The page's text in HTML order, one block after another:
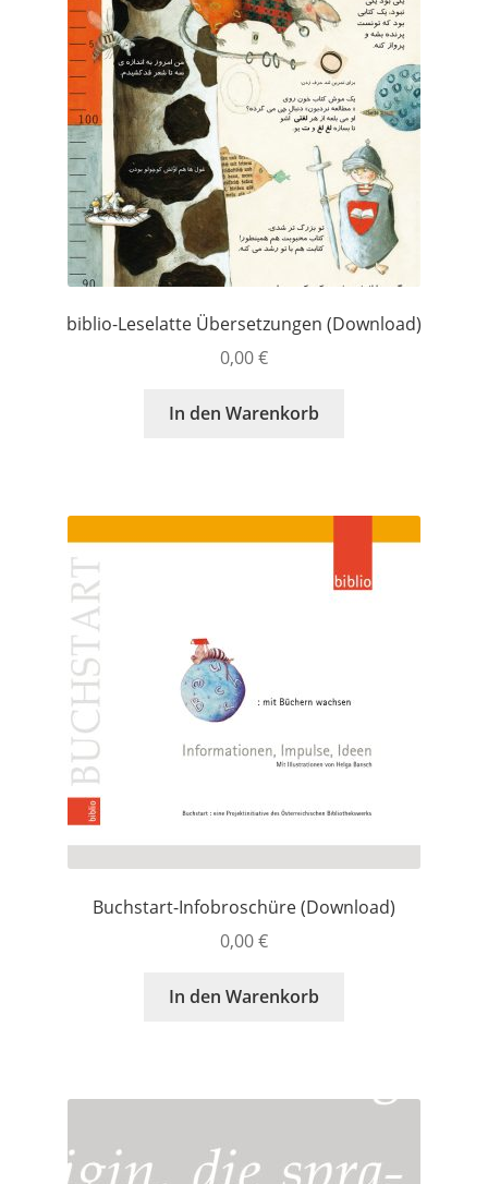
biblio-Leselatte Übersetzungen (Download)
0,00€
In den Warenkorb
Buchstart-Infobroschüre (Download)
0,00€
In den Warenkorb